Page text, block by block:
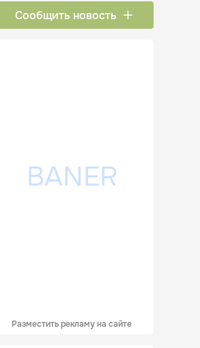
Сообщить новость
Разместить рекламу на сайте